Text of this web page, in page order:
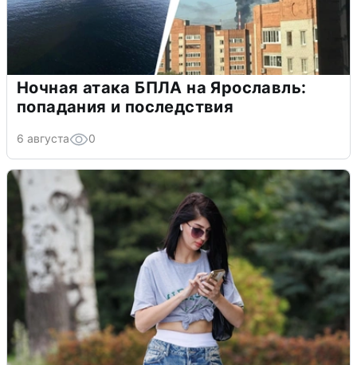
Ночная атака БПЛА на Ярославль:
попадания и последствия
6 августа 0